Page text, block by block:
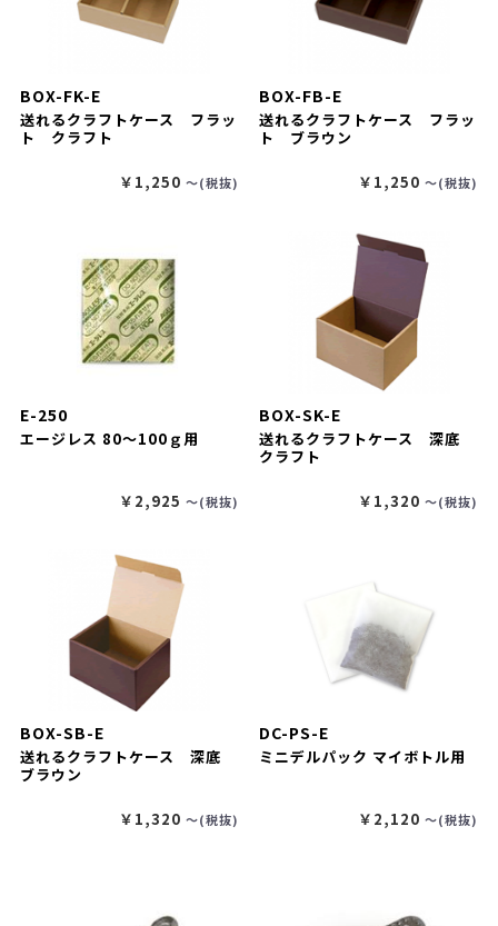
BOX-FK-E
送れるクラフトケース フラッ
ト クラフト
￥1,250 〜(税抜)
BOX-FB-E
送れるクラフトケース フラッ
ト ブラウン
￥1,250 〜(税抜)
E-250
エージレス 80～100ｇ用
￥2,925 〜(税抜)
BOX-SK-E
送れるクラフトケース 深底
クラフト
￥1,320 〜(税抜)
BOX-SB-E
送れるクラフトケース 深底
ブラウン
￥1,320 〜(税抜)
DC-PS-E
ミニデルパック マイボトル用
￥2,120 〜(税抜)